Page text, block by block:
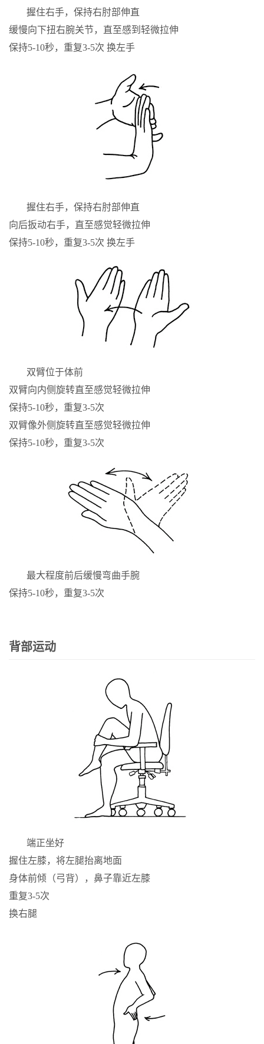
握住右手，保持右肘部伸直
缓慢向下扭右腕关节，直至感到轻微拉伸
保持5-10秒，重复3-5次 换左手
握住右手，保持右肘部伸直
向后扳动右手，直至感觉轻微拉伸
保持5-10秒，重复3-5次 换左手
双臂位于体前
双臂向内侧旋转直至感觉轻微拉伸
保持5-10秒，重复3-5次
双臂像外侧旋转直至感觉轻微拉伸
保持5-10秒，重复3-5次
最大程度前后缓慢弯曲手腕
保持5-10秒，重复3-5次
背部运动
端正坐好
握住左膝，将左腿抬离地面
身体前倾（弓背），鼻子靠近左膝
重复3-5次
换右腿